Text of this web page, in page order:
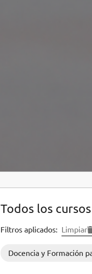
Todos los
Filtros aplicados: Limpiar
Docencia y Formación